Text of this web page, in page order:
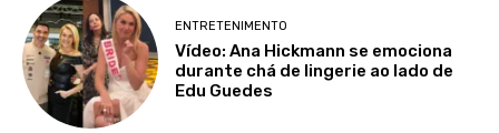
ENTRETENIMENTO
Vídeo: Ana Hickmann se emociona
durante chá de lingerie ao lado de
Edu Guedes